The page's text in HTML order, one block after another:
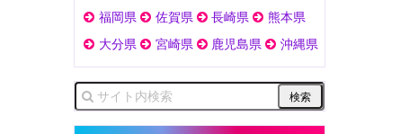
福岡県
佐賀県 長崎県
熊本県
大分県
宮崎県 鹿児島県 沖縄県